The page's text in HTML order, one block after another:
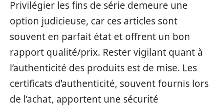
Privilégier les fins de série demeure une
option judicieuse, car ces articles sont
souvent en parfait état et offrent un bon
rapport qualité/prix. Rester vigilant quant à
l’authenticité des produits est de mise. Les
certificats d’authenticité, souvent fournis lors
de l’achat, apportent une sécurité